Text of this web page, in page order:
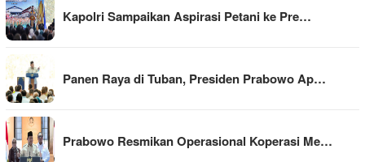
Kapolri Sampaikan Aspirasi Petani ke Pre…
Panen Raya di Tuban, Presiden Prabowo Ap…
Prabowo Resmikan Operasional Koperasi Me…